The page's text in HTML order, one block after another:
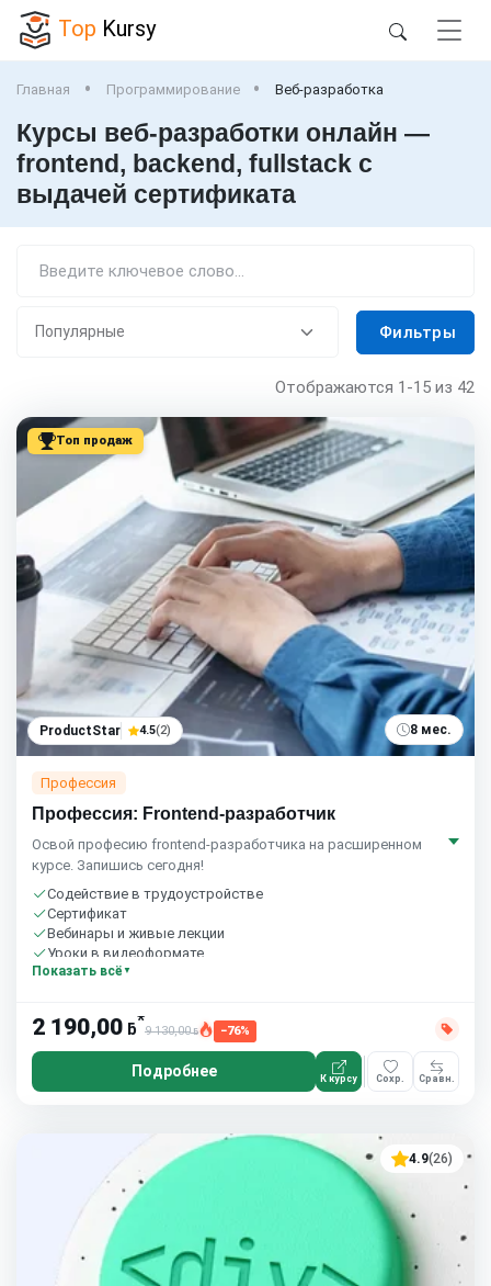
Top Kursy
Главная Программирование Веб-разработка
Курсы веб-разработки онлайн —
frontend, backend, fullstack с
выдачей сертификата
Фильтры
Отображаются 1-15 из 42
Топ продаж
ProductStar 4.5(2) 8 мес.
Профессия
Профессия: Frontend-разработчик
Освой професию frontend-разработчика на расширенном
курсе. Запишись сегодня!
Содействие в трудоустройстве
Сертификат
Вебинары и живые лекции
Уроки в видеоформате
Домашние задания с проверкой
8 часов в неделю
Показать всё
2 190,00 ƃ*
9 130,00ƃ −76%
Подробнее К курсу Сохр. Сравн.
4.9(26)